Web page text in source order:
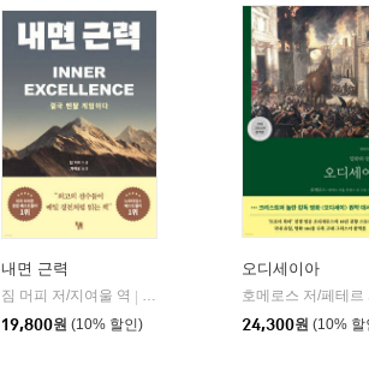
내면 근력
짐 머피 저/지여울 역
윌북(willbook)
19,800원 (10% 할인)
오디세이아
24,300원 (10% 할